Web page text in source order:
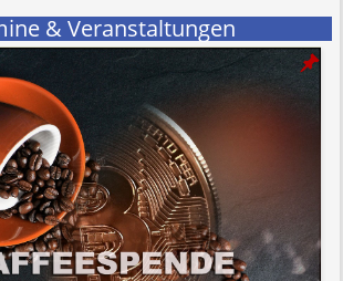
& Veranstaltungen